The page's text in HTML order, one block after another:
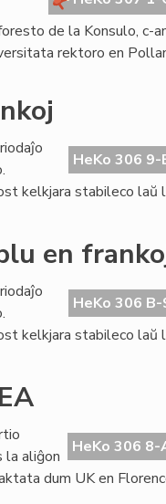
de la Konsulo, c-
rektoro en
HeKo 306
kelkjara stabileco laŭ
en
HeKo 306
kelkjara stabileco laŭ
HeKo 306 8-
la aliĝon
dum UK en